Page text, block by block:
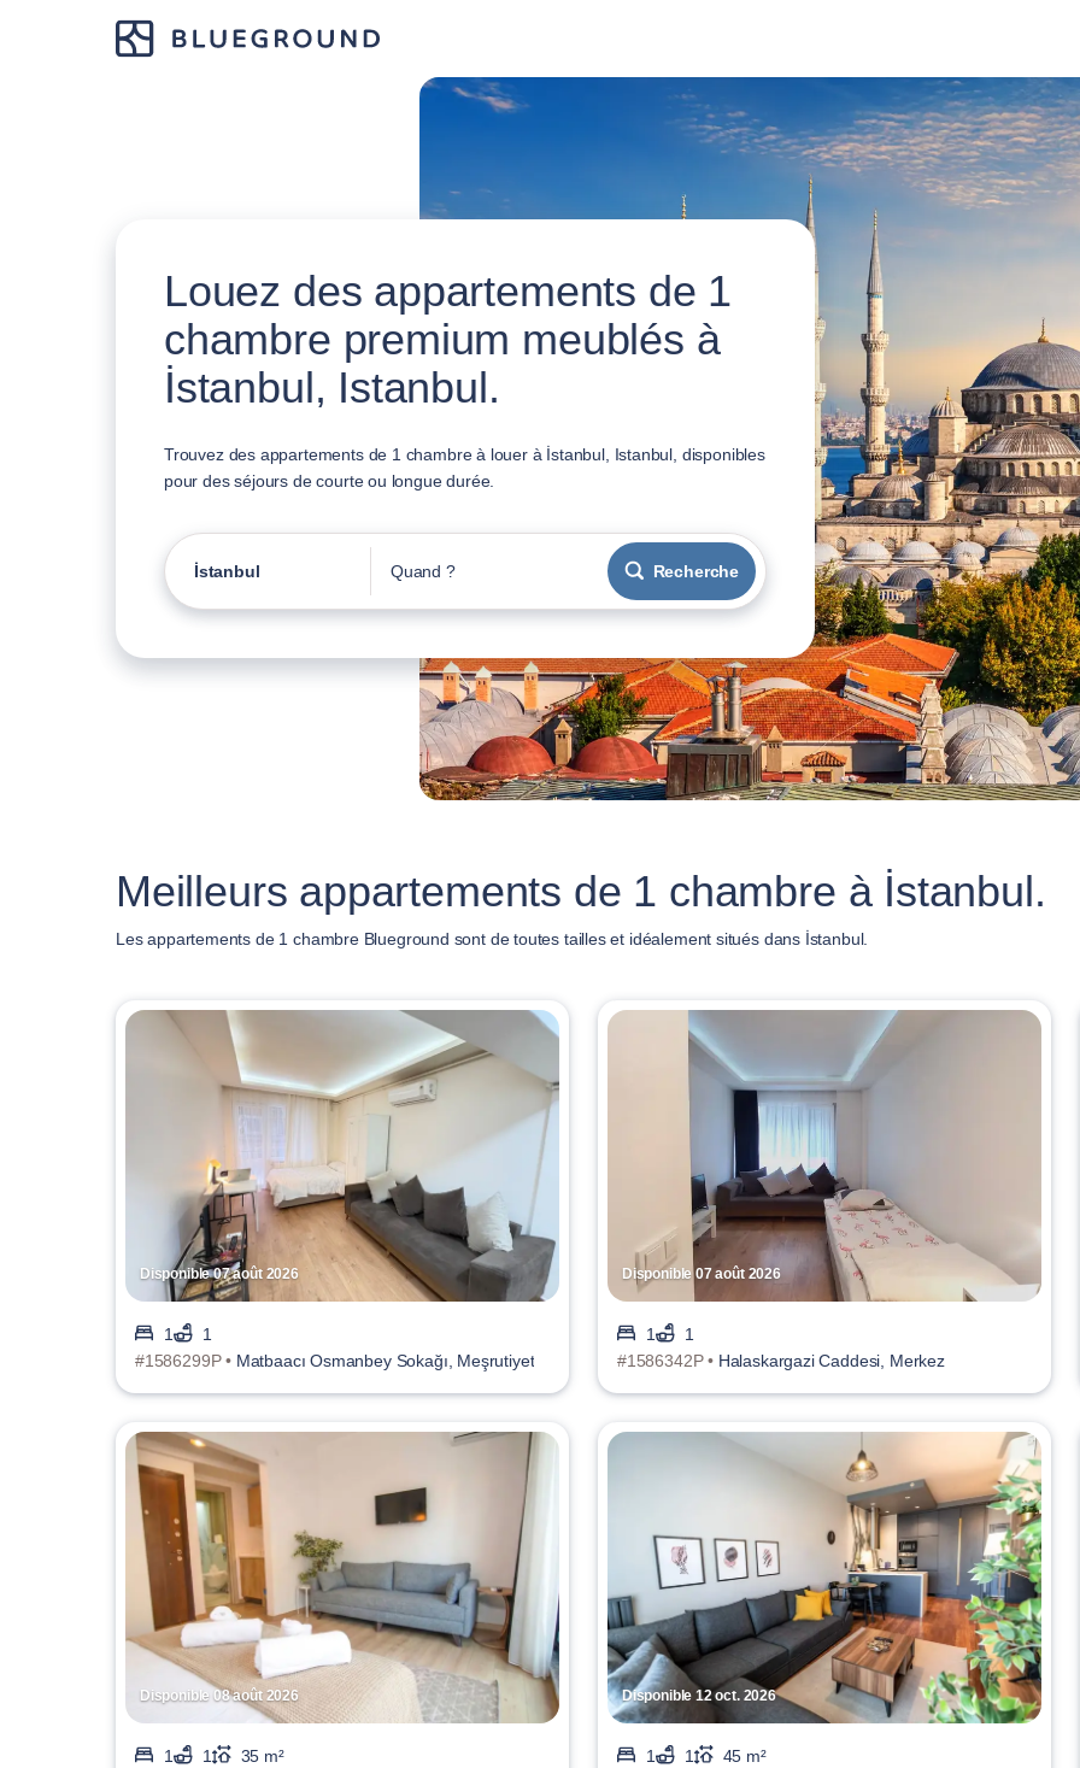
Louez des appartements de 1
chambre premium meublés à
İstanbul, Istanbul.
Trouvez des appartements de 1 chambre à louer à İstanbul, Istanbul, disponibles
pour des séjours de courte ou longue durée.
İstanbul Quand ? Recherche
Meilleurs appartements de 1 chambre à İstanbul.
Les appartements de 1 chambre Blueground sont de toutes tailles et idéalement situés dans İstanbul.
Disponible 07 août 2026
1
1
#1586299P • Matbaacı Osmanbey Sokağı, Meşrutiyet
Disponible 07 août 2026
1
1
#1586342P • Halaskargazi Caddesi, Merkez
Disponible 08 août 2026
1 1
35 m²
Disponible 12 oct. 2026
1 1
45 m²